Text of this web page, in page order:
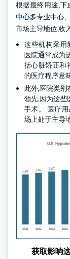
根据最终用途,下
中心多专业中心
市场主导地位,收
这些机构采用
医院通常成为
括心脏矫正和
的医疗程序意
此外,医院类
领先,因为这些
手术。 医疗
场上处于主导
获取影响